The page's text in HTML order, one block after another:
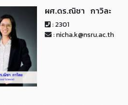
ผศ.ดร.ณิชา กาวิละ
: 2301
: nicha.k@nsru.ac.th